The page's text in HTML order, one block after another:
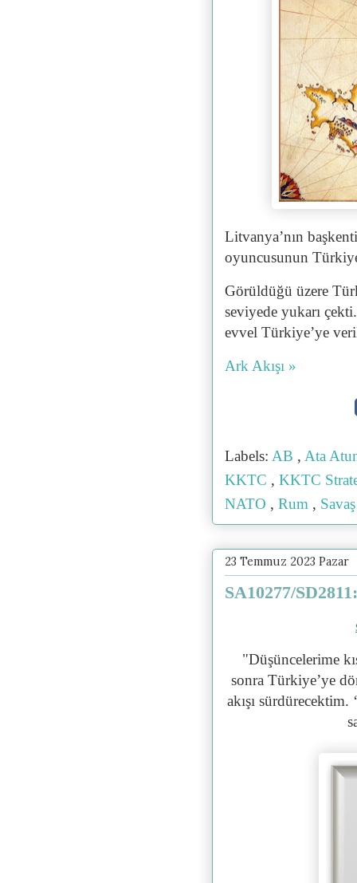
Litvanya’nın
oyuncusunun
Görüldüğü üzere
seviyede yukarı
evvel Türkiye’ye
Ark Akışı »
Labels: AB , Ata
KKTC , KKTC
NATO , Rum ,
23 Temmuz 2023 Pazar
SA10277/
"Düşüncelerime
sonra Türkiye’ye
akışı sürdürecektim.